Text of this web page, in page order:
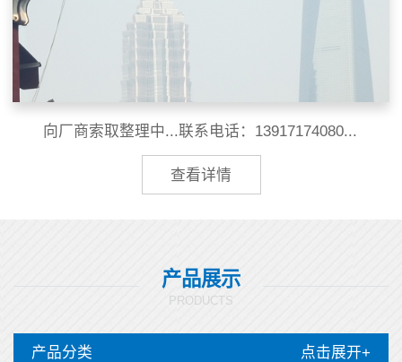
向厂商索取整理中...联系电话：13917174080...
查看详情
产品展示
PRODUCTS
产品分类 点击展开+